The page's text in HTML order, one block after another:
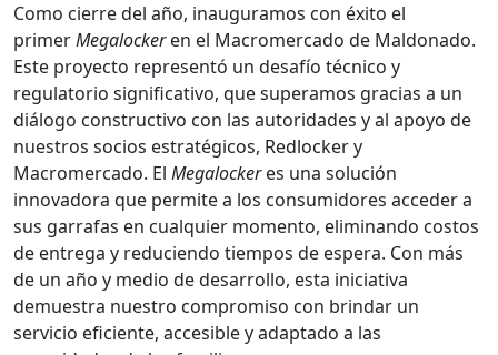
Como cierre del año, inauguramos con éxito el
primerMegalockeren el Macromercado de Maldonado.
Este proyecto representó un desafío técnico y
regulatorio significativo, que superamos gracias a un
diálogo constructivo con las autoridades y al apoyo de
nuestros socios estratégicos, Redlocker y
Macromercado. El Megalockeres una solución
innovadora que permite a los consumidores acceder a
sus garrafas en cualquier momento, eliminando costos
de entrega y reduciendo tiempos de espera. Con más
de un año y medio de desarrollo, esta iniciativa
demuestra nuestro compromiso con brindar un
servicio eficiente, accesible y adaptado a las